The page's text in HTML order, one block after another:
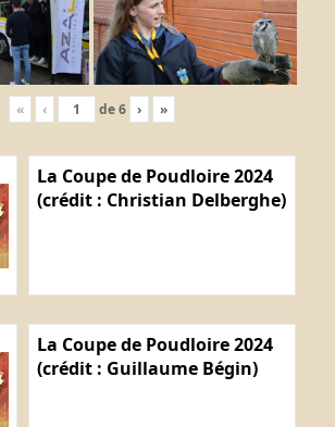
« ‹ de6 › »
La Coupe de Poudloire 2024
(crédit : Christian Delberghe)
La Coupe de Poudloire 2024
(crédit : Guillaume Bégin)